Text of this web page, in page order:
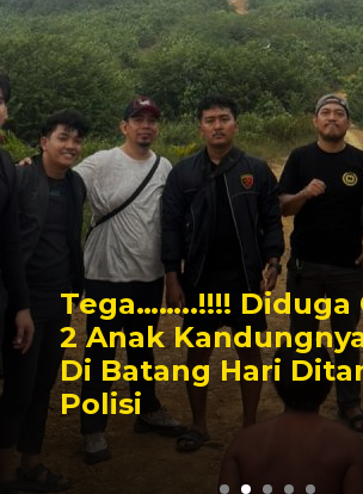
Tega……..!!!! Diduga
2 Anak
Di Batang Hari
Polisi